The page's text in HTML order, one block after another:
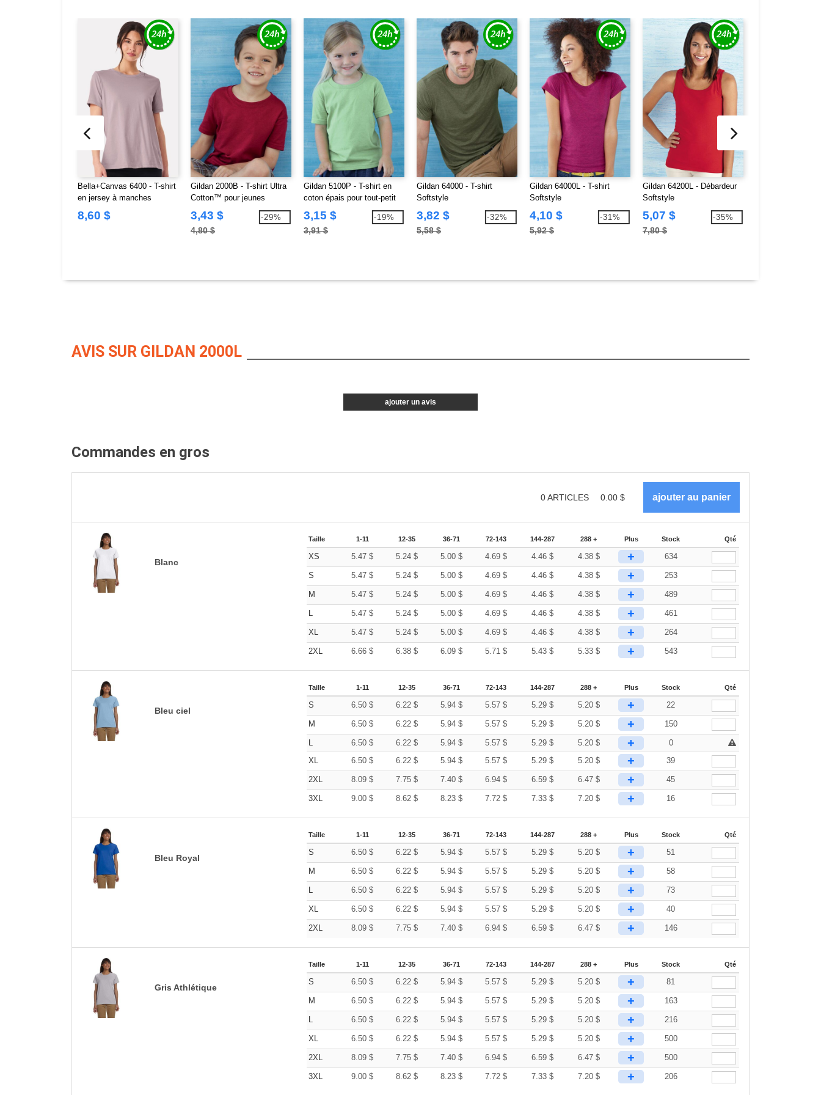
Bella+Canvas 6400 - T-shirt
en jersey à manches
courtes et coupe
décontractée
8,60 $
Gildan 2000B - T-shirt Ultra
Cotton™ pour jeunes
3,43 $
4,80 $
-29%
Gildan 5100P - T-shirt en
coton épais pour tout-petit
3,15 $
3,91 $
-19%
Gildan 64000 - T-shirt
Softstyle
3,82 $
5,58 $
-32%
Gildan 64000L - T-shirt
Softstyle
4,10 $
5,92 $
-31%
Gildan 64200L - Débardeur
Softstyle
5,07 $
7,80 $
-35%
AVIS SUR GILDAN 2000L
ajouter un avis
Commandes en gros
0ARTICLES 0.00 $
Blanc
Taille 1-11 12-35 36-71 72-143 144-287 288 + Plus Stock Qté
XS 5.47$ 5.24 $ 5.00 $ 4.69 $ 4.46 $ 4.38 $ + 634
S 5.47$ 5.24 $ 5.00 $ 4.69 $ 4.46 $ 4.38 $ + 253
M 5.47$ 5.24 $ 5.00 $ 4.69 $ 4.46 $ 4.38 $ + 489
L 5.47$ 5.24 $ 5.00 $ 4.69 $ 4.46 $ 4.38 $ + 461
XL 5.47$ 5.24 $ 5.00 $ 4.69 $ 4.46 $ 4.38 $ + 264
2XL 6.66$ 6.38 $ 6.09 $ 5.71 $ 5.43 $ 5.33 $ + 543
Bleu ciel
Taille 1-11 12-35 36-71 72-143 144-287 288 + Plus Stock Qté
S 6.50$ 6.22 $ 5.94 $ 5.57 $ 5.29 $ 5.20 $ + 22
M 6.50$ 6.22 $ 5.94 $ 5.57 $ 5.29 $ 5.20 $ + 150
L 6.50$ 6.22 $ 5.94 $ 5.57 $ 5.29 $ 5.20 $ +
0
XL
6.50$ 6.22 $ 5.94 $ 5.57 $ 5.29 $ 5.20 $ + 39
2XL 8.09$ 7.75 $ 7.40 $ 6.94 $ 6.59 $ 6.47 $ + 45
3XL 9.00$ 8.62 $ 8.23 $ 7.72 $ 7.33 $ 7.20 $ + 16
Bleu Royal
Taille 1-11 12-35 36-71 72-143 144-287 288 + Plus Stock Qté
S 6.50$ 6.22 $ 5.94 $ 5.57 $ 5.29 $ 5.20 $ + 51
M 6.50$ 6.22 $ 5.94 $ 5.57 $ 5.29 $ 5.20 $ + 58
L 6.50$ 6.22 $ 5.94 $ 5.57 $ 5.29 $ 5.20 $ + 73
XL 6.50$ 6.22 $ 5.94 $ 5.57 $ 5.29 $ 5.20 $ + 40
2XL 8.09$ 7.75 $ 7.40 $ 6.94 $ 6.59 $ 6.47 $ + 146
Gris Athlétique
Taille 1-11 12-35 36-71 72-143 144-287 288 + Plus Stock Qté
S 6.50$ 6.22 $ 5.94 $ 5.57 $ 5.29 $ 5.20 $ + 81
M 6.50$ 6.22 $ 5.94 $ 5.57 $ 5.29 $ 5.20 $ + 163
L 6.50$ 6.22 $ 5.94 $ 5.57 $ 5.29 $ 5.20 $ + 216
XL 6.50$ 6.22 $ 5.94 $ 5.57 $ 5.29 $ 5.20 $ + 500
2XL 8.09$ 7.75 $ 7.40 $ 6.94 $ 6.59 $ 6.47 $ + 500
3XL 9.00$ 8.62 $ 8.23 $ 7.72 $ 7.33 $ 7.20 $ + 206